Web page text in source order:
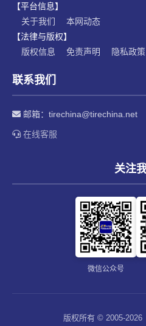
【平台信息】
关于我们
本网动态
【法律与版权】
版权信息
免责声明 隐私政策
联系我们
邮箱： tirechina@tirechina.net
在线客服
关注
微信公众号
版权所有 © 2005-2026